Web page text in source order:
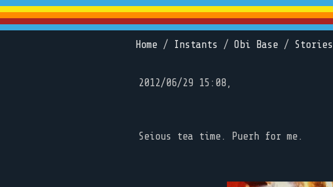
Home / Instants / Obi Base / Stories
2012/06/29 15:08,
Seious tea time. Puerh for me.